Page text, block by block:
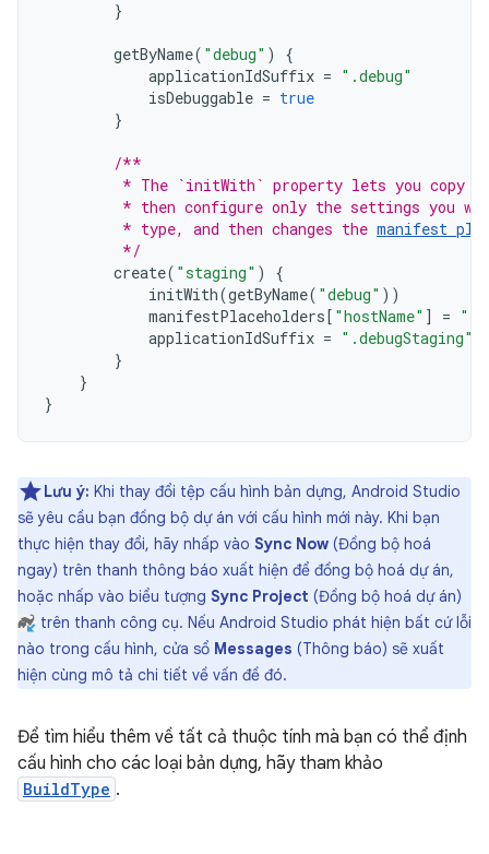
}
getByName( "debug" )
{
applicationIdSuffix = ".debug"
isDebuggable = true
}
/**
* The `initWith` property lets you copy
* then configure only the settings you
         * type, and then changes the
manifest
         */
create( "staging" )
{
initWith(getByName( "debug" ))
manifestPlaceholders[ "hostName" ] =
applicationIdSuffix = ".debugStaging"
}
}
}
Lưu ý: Khi thay đổi tệp cấu hình bản dựng, Android Studio
sẽ yêu cầu bạn đồng bộ dự án với cấu hình mới này. Khi bạn
thực hiện thay đổi, hãy nhấp vào Sync Now (Đồng bộ hoá
ngay) trên thanh thông báo xuất hiện để đồng bộ hoá dự án,
hoặc nhấp vào biểu tượng Sync Project (Đồng bộ hoá dự án)
trên thanh công cụ. Nếu Android Studio phát hiện bất cứ lỗi
nào trong cấu hình, cửa sổ Messages (Thông báo) sẽ xuất
hiện cùng mô tả chi tiết về vấn đề đó.
Để tìm hiểu thêm về tất cả thuộc tính mà bạn có thể định
cấu hình cho các loại bản dựng, hãy tham khảo
BuildType .